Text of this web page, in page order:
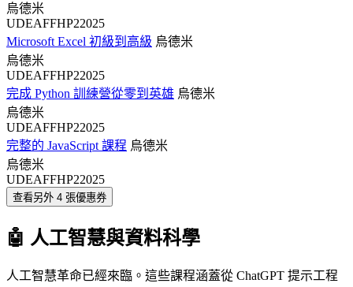
烏德米
UDEAFFHP22025
Microsoft Excel 初級到高級 烏德米
烏德米
UDEAFFHP22025
完成 Python 訓練營從零到英雄 烏德米
烏德米
UDEAFFHP22025
完整的 JavaScript 課程 烏德米
烏德米
UDEAFFHP22025
查看另外 4 張優惠券
🤖 人工智慧與資料科學
人工智慧革命已經來臨。這些課程涵蓋從 ChatGPT 提示工程